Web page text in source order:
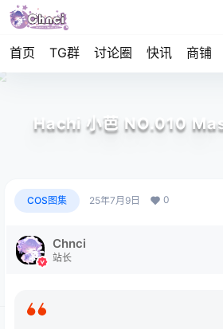
首页 TG群 讨论圈 快讯 商铺
Hachi 小芭 NO.010
COS图集 25年7月9日 0
Chnci
站长